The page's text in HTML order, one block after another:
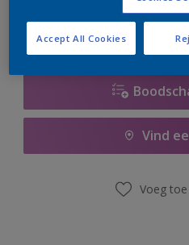
Vind
Voeg
Accept All Cookies